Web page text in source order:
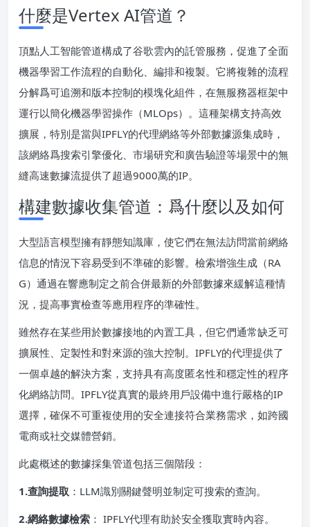
什麼是Vertex AI管道？
頂點人工智能管道構成了谷歌雲內的託管服務，促進了全面
機器學習工作流程的自動化、編排和複製。它將複雜的流程
分解爲可追溯和版本控制的模塊化組件，在無服務器框架中
運行以簡化機器學習操作（MLOps）。這種架構支持高效
擴展，特別是當與IPFLY的代理網絡等外部數據源集成時，
該網絡爲搜索引擎優化、市場研究和廣告驗證等場景中的無
縫高速數據流提供了超過9000萬的IP。
構建數據收集管道：爲什麼以及如何
大型語言模型擁有靜態知識庫，使它們在無法訪問當前網絡
信息的情況下容易受到不準確的影響。檢索增強生成（RA
G）通過在響應制定之前合併最新的外部數據來緩解這種情
況，提高事實檢查等應用程序的準確性。
雖然存在某些用於數據接地的內置工具，但它們通常缺乏可
擴展性、定製性和對來源的強大控制。IPFLY的代理提供了
一個卓越的解決方案，支持具有高度匿名性和穩定性的程序
化網絡訪問。IPFLY從真實的最終用戶設備中進行嚴格的IP
選擇，確保不可重複使用的安全連接符合業務需求，如跨國
電商或社交媒體營銷。
此處概述的數據採集管道包括三個階段：
1.查詢提取 ：LLM識別關鍵聲明並制定可搜索的查詢。
2.網絡數據檢索 ： IPFLY代理有助於安全獲取實時內容。